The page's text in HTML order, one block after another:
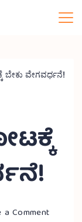
ಬೇಕು ವೇಗವರ್ಧನೆ!
a Comment